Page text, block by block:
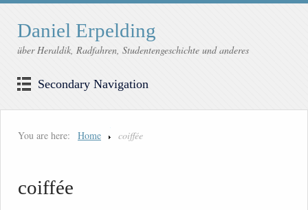
Daniel Erpelding
über Heraldik, Radfahren, Studentengeschichte und anderes
Secondary Navigation
You are here: Home coiffée
coiffée